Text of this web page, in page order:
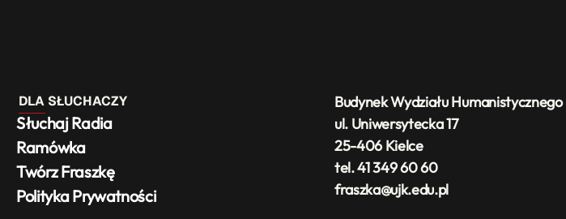
Budynek Wydziału Humanistycznego
ul. Uniwersytecka 17
25-406 Kielce
tel. 41 349 60 60
fraszka@ujk.edu.pl
Słuchaj Radia
Ramówka
Twórz Fraszkę
Polityka Prywatności
DLA SŁUCHACZY